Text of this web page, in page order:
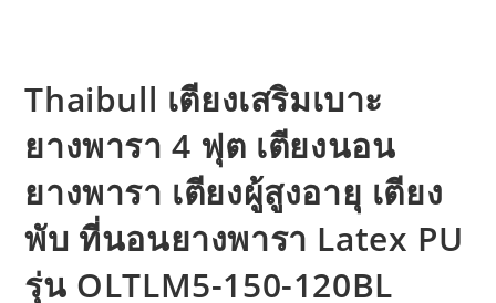
Thaibull เตียงเสริมเบาะ
ยางพารา 4 ฟุต เตียงนอน
ยางพารา เตียงผู้สูงอายุ เตียง
พับ ที่นอนยางพารา Latex PU
รุ่น OLTLM5-150-120BL